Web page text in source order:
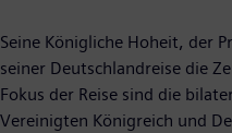
Seine Königliche Hoheit, der
seiner Deutschlandreise die
Fokus der Reise sind die
Vereinigten Königreich und